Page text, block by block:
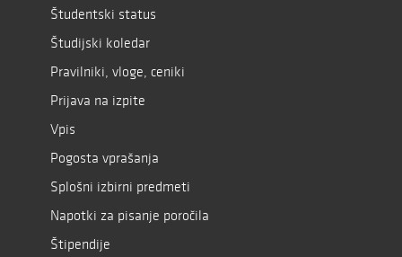
Študentski status
Študijski koledar
Pravilniki, vloge, ceniki
Prijava na izpite
Vpis
Pogosta vprašanja
Splošni izbirni predmeti
Napotki za pisanje poročila
Štipendije